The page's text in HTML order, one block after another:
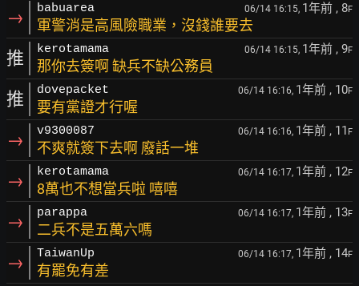
→ babuarea 06/14 16:15, 1年前 , 8F
軍警消是高風險職業，沒錢誰要去
推 kerotamama 06/14 16:15, 1年前 , 9F
那你去簽啊 缺兵不缺公務員
推 dovepacket 06/14 16:16, 1年前 , 10F
要有黨證才行喔
→ v9300087 06/14 16:16, 1年前 , 11 F
不爽就簽下去啊 廢話一堆
→ kerotamama 06/14 16:17, 1年前 , 12F
8萬也不想當兵啦 嘻嘻
→ parappa 06/14 16:17, 1年前 , 13F
二兵不是五萬六嗎
→ TaiwanUp 06/14 16:17, 1年前 , 14F
有罷免有差